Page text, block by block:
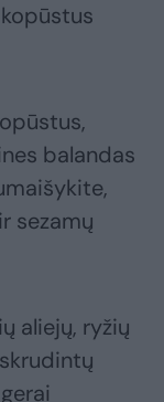
balandas
sezamų
aliejų, ryžių